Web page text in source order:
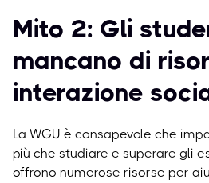
Mito 2: Gli
mancano di
interazione
La WGU è consapevole che
più che studiare e superare gli
offrono numerose risorse per